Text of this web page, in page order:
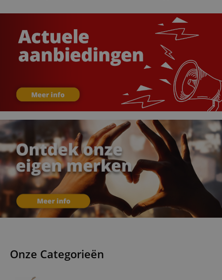
Onze Categorieën